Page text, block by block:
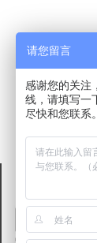
请您留言
感谢您的关注
线，请填写一
尽快和您联系。